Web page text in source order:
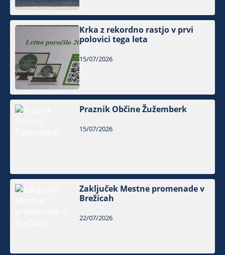
Krka z rekordno rastjo v prvi
polovici tega leta
15/07/2026
Praznik Občine Žužemberk
15/07/2026
Zaključek Mestne promenade v
Brežicah
22/07/2026